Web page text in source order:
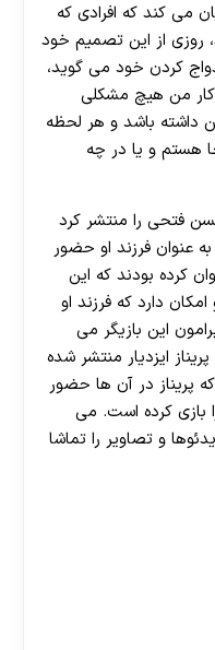
می کند که افرادی که
روزی از این تصمیم خود
کردن خود می گوید،
کار من هیچ مشکلی
داشته باشد و هر لحظه
هستم و یا در چه
فتحی را منتشر کرد
عنوان فرزند او حضور
کرده بودند که این
دارد که فرزند او
این بازیگر می
ایزدیار منتشر شده
پریناز در آن ها حضور
کرده است. می
و تصاویر را تماشا